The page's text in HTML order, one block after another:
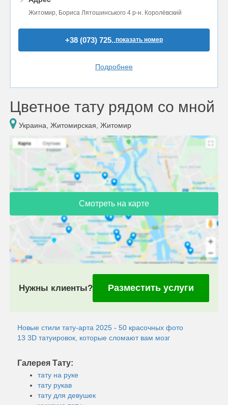
Житомир, Бориса Лятошинського 4 р-н. Королёвский
+38 (073) 725..показать номер
Подробнее
Цветное тату рядом со мной
Украина, Житомирская, Житомир
Смотреть на карте
Нужны клиенты? Разместить услуги
Новые стили тату-арта 2025 - 50 красочных фото
13 3D татуировок, которые сломают вам мозг
Галерея Тату:
тату на руке
тату рукав
тату для девушек